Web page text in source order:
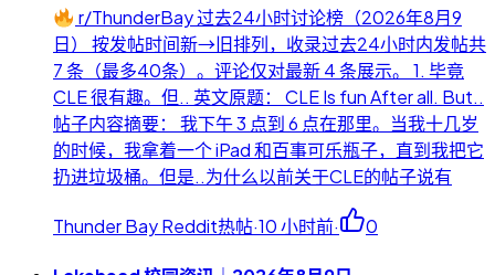
r/ThunderBay 过去24小时讨论榜（2026年8月9
日） 按发帖时间新→旧排列，收录过去24小时内发帖共
7 条（最多40条）。评论仅对最新 4 条展示。 1. 毕竟
CLE 很有趣。但.. 英文原题： CLE Is fun After all. But..
帖子内容摘要： 我下午 3 点到 6 点在那里。当我十几岁
的时候，我拿着一个 iPad 和百事可乐瓶子，直到我把它
扔进垃圾桶。但是..为什么以前关于CLE的帖子说有
Thunder Bay Reddit热帖·10 小时前· 0